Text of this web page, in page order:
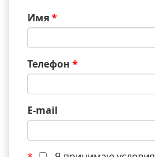
Имя*
Телефон *
E-mail